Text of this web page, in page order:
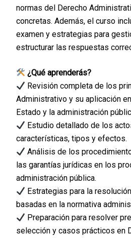
normas del Derecho
concretas. Además, el curso
examen y estrategias para
estructurar las respuestas
¿Qué aprenderás?
Revisión completa de los
Administrativo y su aplicación
Estado y la administración
Estudio detallado de los
características, tipos y efectos.
Análisis de los
las garantías jurídicas en los
administración pública.
Estrategias para la
basadas en la normativa
Preparación para resolver
selección y casos prácticos en